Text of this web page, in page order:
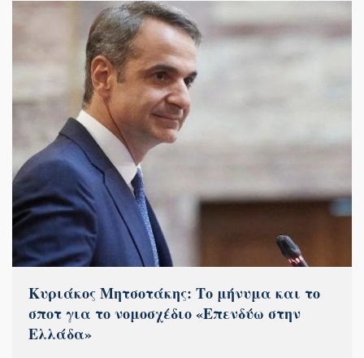
Κυριάκος Μητσοτάκης: Το μήνυμα και το
σποτ για το νομοσχέδιο «Επενδύω στην
Ελλάδα»